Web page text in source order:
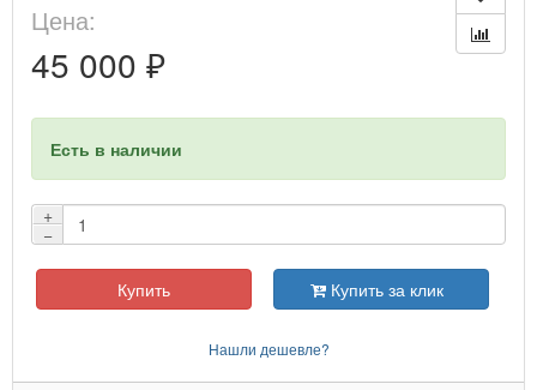
Цена:
45 000 ₽
Есть в наличии
+
−
Купить Купить за клик
Нашли дешевле?